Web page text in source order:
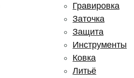
Гравировка
Заточка
Защита
Инструменты
Ковка
Литьё